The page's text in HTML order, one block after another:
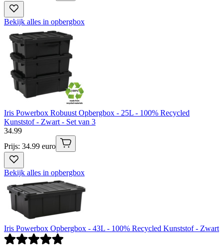
Bekijk alles in opbergbox
Iris Powerbox Robuust Opbergbox - 25L - 100% Recycled
Kunststof - Zwart - Set van 3
34.99
Prijs: 34.99 euro
Bekijk alles in opbergbox
Iris Powerbox Opbergbox - 43L - 100% Recycled Kunststof - Zwart